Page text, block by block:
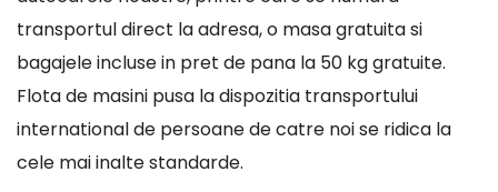
transportul direct la adresa, o masa gratuita si
bagajele incluse in pret de pana la 50 kg gratuite.
Flota de masini pusa la dispozitia transportului
international de persoane de catre noi se ridica la
cele mai inalte standarde.